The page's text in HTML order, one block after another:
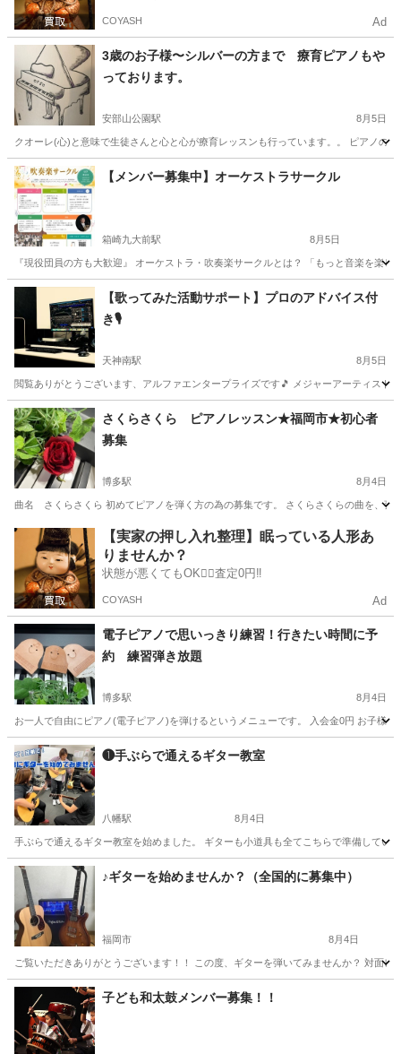
COYASH Ad
3歳のお子様〜シルバーの方まで 療育ピアノもや
っております。
安部山公園駅 8月5日
クオーレ(心)と意味で生徒さんと心と心が療育レッスンも行っています。。 ピアノ
福岡 北九州市 安部山公園駅 ピアノ 療育
【メンバー募集中】オーケストラサークル
箱崎九大前駅 8月5日
『現役団員の方も大歓迎』 オーケストラ・吹奏楽サークルとは？ 「もっと音楽を楽
福岡 福岡市 箱崎九大前駅 その他 オーケストラ
【歌ってみた活動サポート】プロのアドバイス付
き🎙️
天神南駅 8月5日
閲覧ありがとうございます、アルファエンタープライズです🎵 メジャーアーティス
福岡 福岡市 天神南駅 ボーカル
さくらさくら ピアノレッスン★福岡市★初心者
募集
博多駅 8月4日
曲名 さくらさくら 初めてピアノを弾く方の為の募集です。 さくらさくらの曲を、弾
福岡 福岡市 博多駅 ピアノ
【実家の押し入れ整理】眠っている人形あ
りませんか？
状態が悪くてもOK🙆‍♀️査定0円‼️
COYASH Ad
電子ピアノで思いっきり練習！行きたい時間に予
約 練習弾き放題
博多駅 8月4日
お一人で自由にピアノ(電子ピアノ)を弾けるというメニューです。 入会金0円 お子様
福岡 福岡市 博多駅 ピアノ
❶手ぶらで通えるギター教室
八幡駅 8月4日
手ぶらで通えるギター教室を始めました。 ギターも小道具も全てこちらで準備して
福岡 北九州市 八幡駅 ギター レッスン
♪ギターを始めませんか？（全国的に募集中）
福岡市 8月4日
ご覧いただきありがとうございます！！ この度、ギターを弾いてみませんか？ 対面
福岡 福岡市 ギター レッスン
子ども和太鼓メンバー募集！！